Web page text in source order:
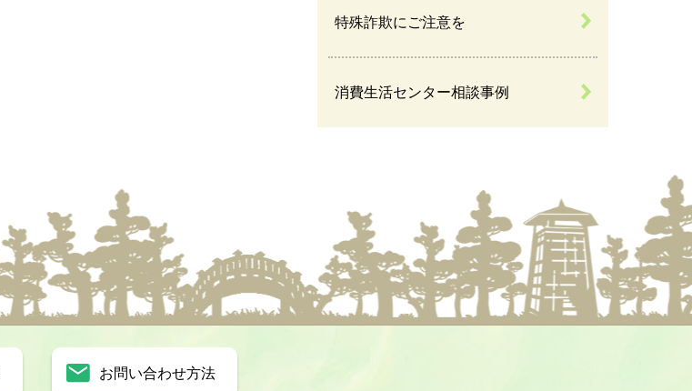
特殊詐欺にご注意を
消費生活センター相談事例
お問い合わせ方法